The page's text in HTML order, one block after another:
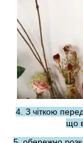
4. З чіткою
що